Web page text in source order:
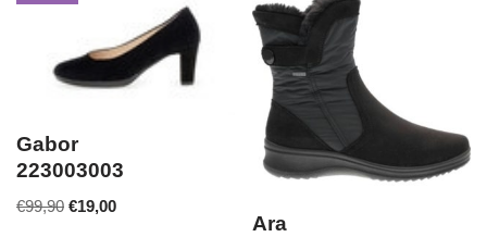
Gabor
223003003
€99,90 €19,00
Ara